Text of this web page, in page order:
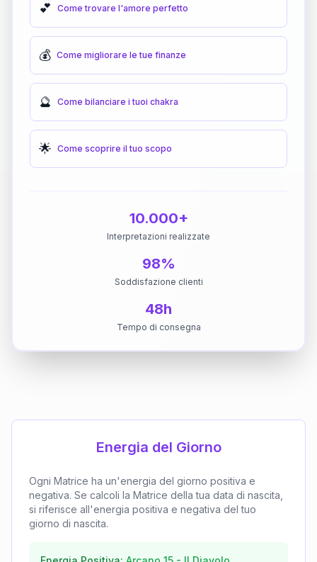
💕 Come trovare l'amore perfetto
💰 Come migliorare le tue finanze
🔮 Come bilanciare i tuoi chakra
🌟 Come scoprire il tuo scopo
10.000+
Interpretazioni realizzate
98%
Soddisfazione clienti
48h
Tempo di consegna
Energia del Giorno
Ogni Matrice ha un'energia del giorno positiva e
negativa. Se calcoli la Matrice della tua data di nascita,
si riferisce all'energia positiva e negativa del tuo
giorno di nascita.